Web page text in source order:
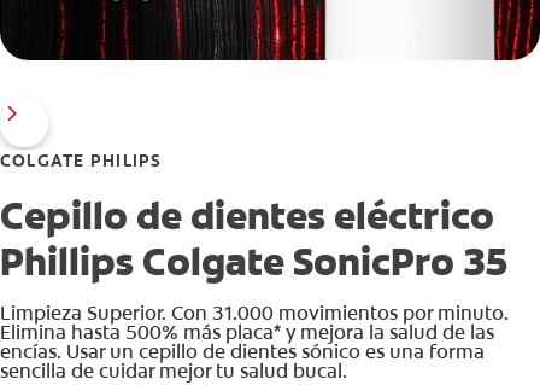
COLGATE PHILIPS
Cepillo de dientes eléctrico
Phillips Colgate SonicPro 35
Limpieza Superior. Con 31.000 movimientos por minuto.
Elimina hasta 500% más placa* y mejora la salud de las
encías. Usar un cepillo de dientes sónico es una forma
sencilla de cuidar mejor tu salud bucal.